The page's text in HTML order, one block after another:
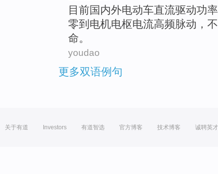
目前国内外电动车直流驱动功率
零到 电机电枢电流高频脉动 ，
命。
youdao
更多双语例句
关于有道 Investors 有道智选 官方博客 技术博客 诚聘英才